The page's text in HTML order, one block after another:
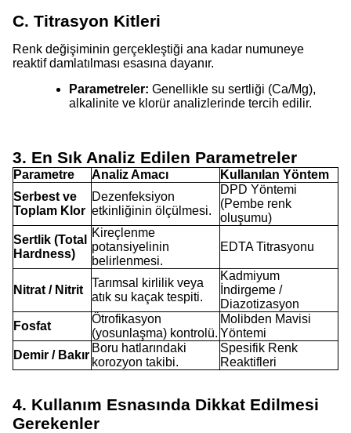
C. Titrasyon Kitleri
Renk değişiminin gerçekleştiği ana kadar numuneye
reaktif damlatılması esasına dayanır.
Parametreler: Genellikle su sertliği (Ca/Mg),
alkalinite ve klorür analizlerinde tercih edilir.
3. En Sık Analiz Edilen Parametreler
Parametre Analiz Amacı
Kullanılan Yöntem
Serbest ve
Toplam Klor
Dezenfeksiyon
etkinliğinin ölçülmesi.
DPD Yöntemi
(Pembe renk
oluşumu)
Sertlik (Total
Hardness)
Kireçlenme
potansiyelinin
belirlenmesi.
EDTA Titrasyonu
Nitrat / Nitrit
Tarımsal kirlilik veya
atık su kaçak tespiti.
Kadmiyum
İndirgeme /
Diazotizasyon
Fosfat
Ötrofikasyon
(yosunlaşma) kontrolü.
Molibden Mavisi
Yöntemi
Demir / Bakır
Boru hatlarındaki
korozyon takibi.
Spesifik Renk
Reaktifleri
4. Kullanım Esnasında Dikkat Edilmesi
Gerekenler